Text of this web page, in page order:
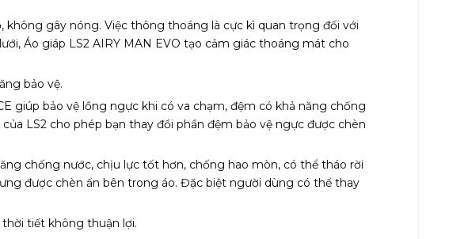
không gây nóng. Việc thông thoáng là cực kì quan trọng đối với
Áo giáp LS2 AIRY MAN EVO tạo cảm giác thoáng mát cho
bảo vệ.
giúp bảo vệ lồng ngực khi có va chạm, đệm có khả năng chống
LS2 cho phép bạn thay đổi phần đệm bảo vệ ngực được chèn
chống nước, chịu lực tốt hơn, chống hao mòn, có thể tháo rời
được chèn ẩn bên trong áo. Đặc biệt người dùng có thể thay
tiết không thuận lợi.